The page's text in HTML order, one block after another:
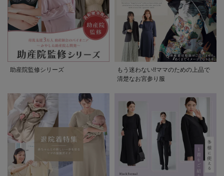
助産院監修シリーズ
もう迷わない!!ママのための上品で
清楚なお宮参り服